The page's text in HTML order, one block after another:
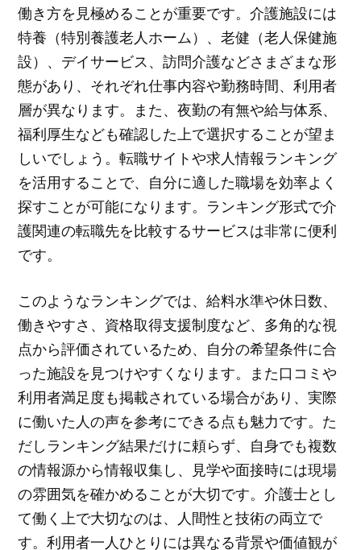
働き方を見極めることが重要です。介護施設には
特養（特別養護老人ホーム）、老健（老人保健施
設）、デイサービス、訪問介護などさまざまな形
態があり、それぞれ仕事内容や勤務時間、利用者
層が異なります。また、夜勤の有無や給与体系、
福利厚生なども確認した上で選択することが望ま
しいでしょう。転職サイトや求人情報ランキング
を活用することで、自分に適した職場を効率よく
探すことが可能になります。ランキング形式で介
護関連の転職先を比較するサービスは非常に便利
です。
このようなランキングでは、給料水準や休日数、
働きやすさ、資格取得支援制度など、多角的な視
点から評価されているため、自分の希望条件に合
った施設を見つけやすくなります。また口コミや
利用者満足度も掲載されている場合があり、実際
に働いた人の声を参考にできる点も魅力です。た
だしランキング結果だけに頼らず、自身でも複数
の情報源から情報収集し、見学や面接時には現場
の雰囲気を確かめることが大切です。介護士とし
て働く上で大切なのは、人間性と技術の両立で
す。利用者一人ひとりには異なる背景や価値観が